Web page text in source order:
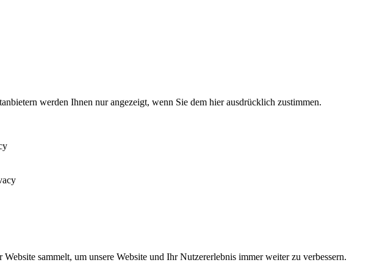
werden Ihnen nur angezeigt, wenn Sie dem hier ausdrücklich zustimmen.
sammelt, um unsere Website und Ihr Nutzererlebnis immer weiter zu verbessern.